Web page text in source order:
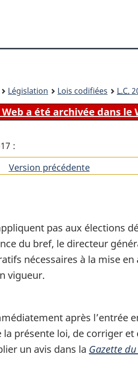
principal
À
site
version
Législation Lois codifiées L.C.
a été archivée dans le
:
Version précédentede
pas aux élections
du bref, le directeur
nécessaires à la mise
vigueur.
après l’entrée
présente loi, de corriger
un avis dans la Gazette